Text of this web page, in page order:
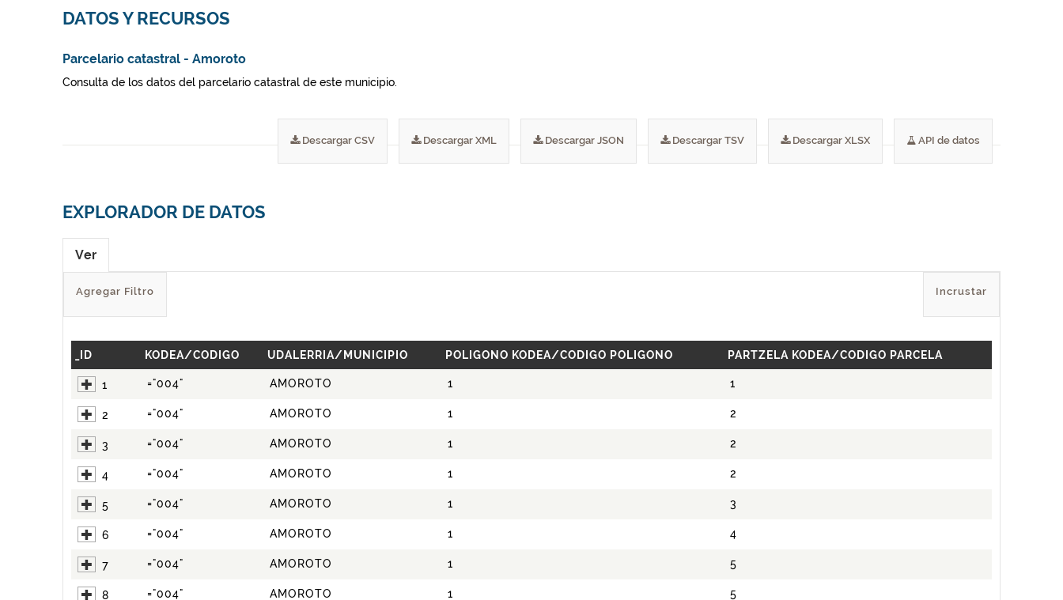
DATOS Y RECURSOS
Parcelario catastral - Amoroto
Consulta de los datos del parcelario catastral de este municipio.
Descargar CSV Descargar XML Descargar JSON Descargar TSV Descargar XLSX API de datos
EXPLORADOR DE DATOS
Ver
Incrustar
Agregar Filtro
_ID KODEA/CODIGO UDALERRIA/MUNICIPIO POLIGONO KODEA/CODIGO POLIGONO PARTZELA KODEA/CODIGO PARCELA
1 ="004" AMOROTO 1 1
2 ="004" AMOROTO 1 2
3 ="004" AMOROTO 1 2
4 ="004" AMOROTO 1 2
5 ="004" AMOROTO 1 3
6 ="004" AMOROTO 1 4
7 ="004" AMOROTO 1 5
8 ="004" AMOROTO 1 5